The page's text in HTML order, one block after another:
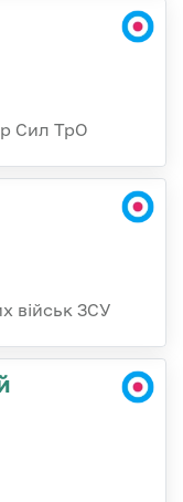
Сил ТрО
військ ЗСУ